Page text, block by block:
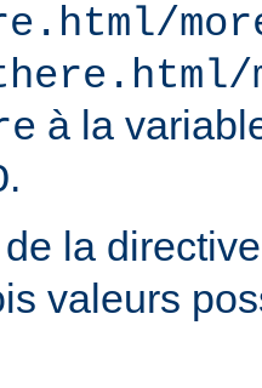
à la
.
la
valeurs